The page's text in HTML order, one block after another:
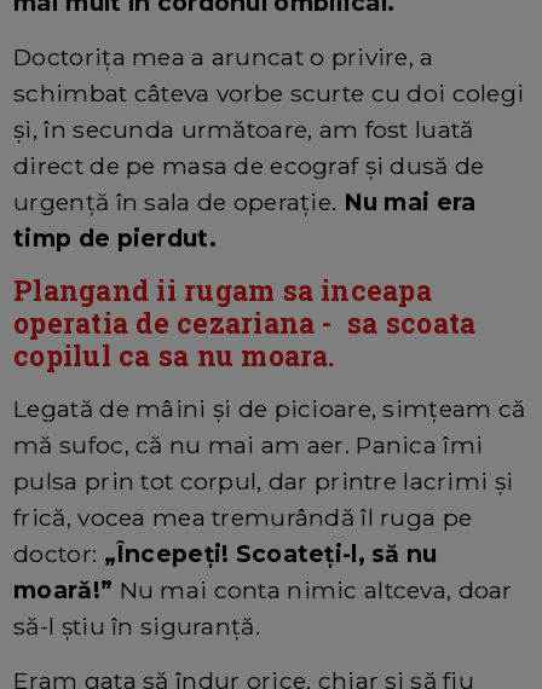
Doctorița mea a aruncat o privire, a
schimbat câteva vorbe scurte cu doi colegi
și, în secunda următoare, am fost luată
direct de pe masa de ecograf și dusă de
urgență în sala de operație. Nu mai era
timp de pierdut.
Plangand ii rugam sa inceapa
operatia de cezariana - sa scoata
copilul ca sa nu moara.
Legată de mâini și de picioare, simțeam că
mă sufoc, că nu mai am aer. Panica îmi
pulsa prin tot corpul, dar printre lacrimi și
frică, vocea mea tremurândă îl ruga pe
doctor: „Începeți! Scoateți-l, să nu
moară!” Nu mai conta nimic altceva, doar
să-l știu în siguranță.
Eram gata să îndur orice, chiar și să fiu